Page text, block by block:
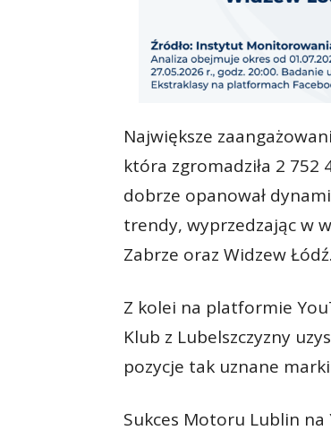
Największe
która zgromadziła 2 752
dobrze opanował
trendy, wyprzedzając w
Zabrze oraz Widzew Łódź.
Z kolei na platformie
Klub z Lubelszczyzny
pozycje tak uznane
Sukces Motoru Lublin